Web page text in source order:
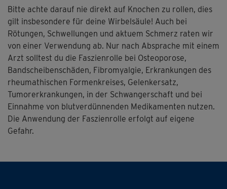
dir der Faszienexperte auch kleine Kräftigungsübungen
für den Allerwertesten, auf dem wir leider viel zu oft
sitzen. Diese strecken deine Hüfte und geben ihr mehr
Power.
Tipp: Versuche beim Üben immer tief und entspannt zu
atmen, auch wenn es beim Mitmachen etwas „zwickt“.
Gib deinem Körper Zeit, um die Verspannungen zu
beheben.
Bitte achte darauf nie direkt auf Knochen zu rollen, dies
gilt insbesondere für deine Wirbelsäule! Auch bei
Rötungen, Schwellungen und aktuem Schmerz raten wir
von einer Verwendung ab. Nur nach Absprache mit einem
Arzt solltest du die Faszienrolle bei Osteoporose,
Bandscheibenschäden, Fibromyalgie, Erkrankungen des
rheumathischen Formenkreises, Gelenkersatz,
Tumorerkrankungen, in der Schwangerschaft und bei
Einnahme von blutverdünnenden Medikamenten nutzen.
Die Anwendung der Faszienrolle erfolgt auf eigene
Gefahr.